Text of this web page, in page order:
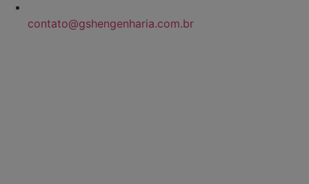
contato@gshengenharia.com.br